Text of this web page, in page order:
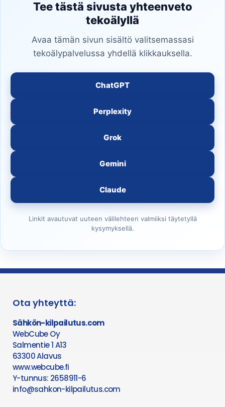
Tee tästä sivusta yhteenveto
tekoälyllä
Avaa tämän sivun sisältö valitsemassasi
tekoälypalvelussa yhdellä klikkauksella.
ChatGPT
Perplexity
Grok
Gemini
Claude
Linkit avautuvat uuteen välilehteen valmiiksi täytetyllä
kysymyksellä.
Ota yhteyttä:
Sähkön-kilpailutus.com
WebCube Oy
Salmentie 1 A13
63300 Alavus
www.webcube.fi
Y-tunnus: 2658911-6
info@sahkon-kilpailutus.com